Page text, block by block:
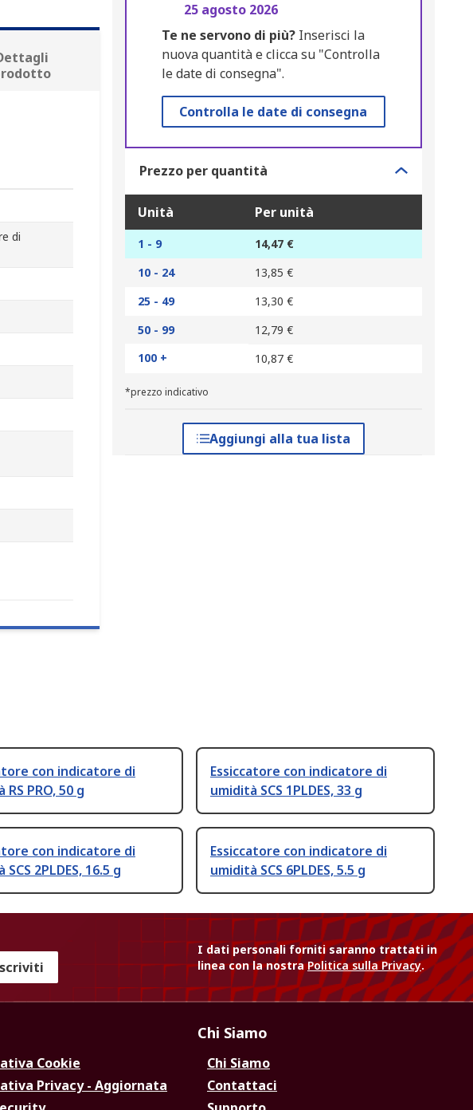
25 agosto 2026
Te ne servono di più?Inserisci la
nuova quantità e clicca su "Controlla
le date di consegna".
Controlla le date di consegna
Prezzo per quantità
Unità Per unità
1 - 9
14,47 €
10 - 24
13,85 €
25 - 49
13,30 €
50 - 99
12,79 €
100 +
10,87 €
*prezzo indicativo
Aggiungi alla tua lista
di
con indicatore di
PRO, 50 g
Essiccatore con indicatore di
umidità SCS 1PLDES, 33 g
con indicatore di
2PLDES, 16.5 g
Essiccatore con indicatore di
umidità SCS 6PLDES, 5.5 g
I dati personali forniti saranno trattati in
linea con la nostraPolitica sulla Privacy.
Cookie
Privacy - Aggiornata
Chi Siamo
Chi Siamo
Contattaci